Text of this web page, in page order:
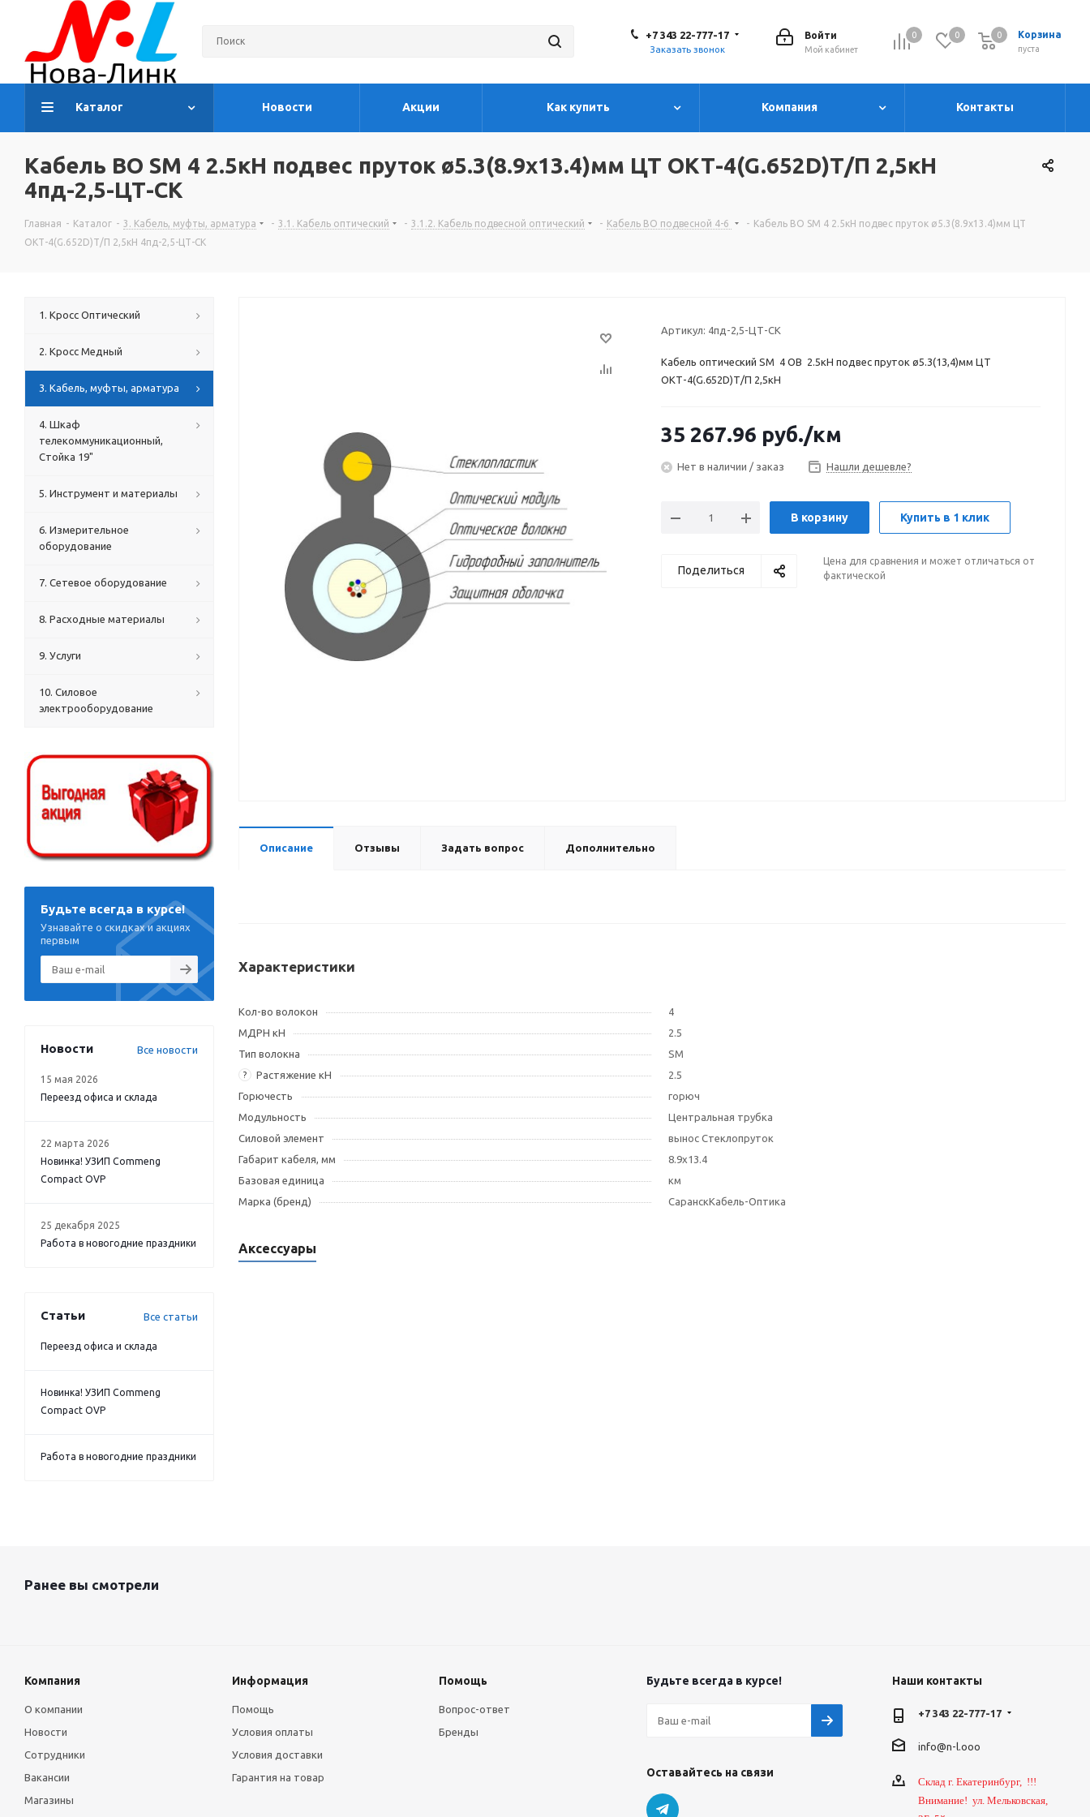
0 0 Корзина
0
пуста
0
Войти
Мой кабинет
+7 343 22-777-17
Заказать звонок
Каталог Новости Акции Как купить Компания Контакты
Кабель ВО SM 4 2.5кН подвес пруток ø5.3(8.9х13.4)мм ЦТ ОКТ-4(G.652D)Т/П 2,5кН
4пд-2,5-ЦТ-СК
Главная - Каталог - 3. Кабель, муфты, арматура - 3.1. Кабель оптический - 3.1.2. Кабель подвесной оптический - Кабель ВО подвесной 4-6 - Кабель ВО SM 4 2.5кН подвес пруток ø5.3(8.9х13.4)мм ЦТ
ОКТ-4(G.652D)Т/П 2,5кН 4пд-2,5-ЦТ-СК
Артикул: 4пд-2,5-ЦТ-СК
Кабель оптический SM 4 ОВ 2.5кН подвес пруток ø5.3(13,4)мм ЦТ
ОКТ-4(G.652D)Т/П 2,5кН
35 267.96 руб./км
Нет в наличии / заказ Нашли дешевле?
В корзину Купить в 1 клик
Поделиться
Цена для сравнения и может отличаться от
фактической
Описание Отзывы Задать вопрос Дополнительно
Характеристики
Кол-во волокон
4
МДРН кН
2.5
Тип волокна
SM
? Растяжение кН
2.5
Горючесть
горюч
Модульность
Центральная трубка
Силовой элемент
вынос Стеклопруток
Габарит кабеля, мм
8.9х13.4
Базовая единица
км
Марка (бренд)
СаранскКабель-Оптика
Аксессуары
1. Кросс Оптический
2. Кросс Медный
3. Кабель, муфты, арматура
4. Шкаф
телекоммуникационный,
Стойка 19"
5. Инструмент и материалы
6. Измерительное
оборудование
7. Сетевое оборудование
8. Расходные материалы
9. Услуги
10. Силовое
электрооборудование
Будьте всегда в курсе!
Узнавайте о скидках и акциях
первым
Новости Все новости
15 мая 2026
Переезд офиса и склада
22 марта 2026
Новинка! УЗИП Commeng
Compact OVP
25 декабря 2025
Работа в новогодние праздники
Статьи Все статьи
Переезд офиса и склада
Новинка! УЗИП Commeng
Compact OVP
Работа в новогодние праздники
Ранее вы смотрели
Компания
О компании
Новости
Сотрудники
Вакансии
Магазины
Информация
Помощь
Условия оплаты
Условия доставки
Гарантия на товар
Помощь
Вопрос-ответ
Бренды
Будьте всегда в курсе!
Оставайтесь на связи
Наши контакты
+7 343 22-777-17
info@n-l.ooo
Склад г. Екатеринбург, !!!
Внимание! ул. Мельковская,